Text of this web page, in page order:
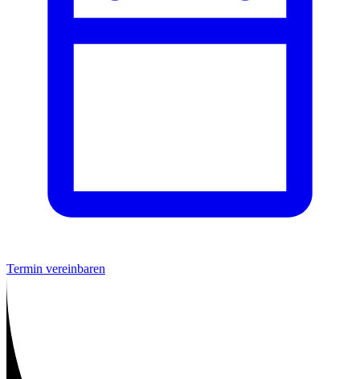
Termin vereinbaren